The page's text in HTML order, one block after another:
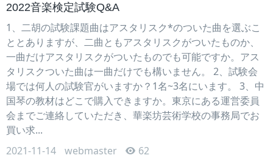
2022音楽検定試験Q&A
1、二胡の試験課題曲はアスタリスク*のついた曲を選ぶこ
ととありますが、二曲ともアスタリスクがついたものか、
一曲だけアスタリスクがついたものでも可能ですか。アス
タリスクついた曲は一曲だけでも構いません。 2、試験会
場では何人の試験官がいますか？1名~3名にいます。 3、中
国琴の教材はどこで購入できますか。東京にある運営委員
会までご連絡していただき、華楽坊芸術学校の事務局でお
買い求...
2021-11-14
webmaster 62